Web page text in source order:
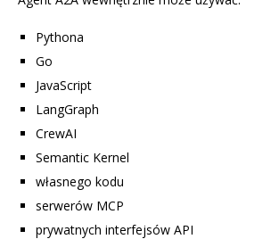
Pythona
Go
JavaScript
LangGraph
CrewAI
Semantic Kernel
własnego kodu
serwerów MCP
prywatnych interfejsów API